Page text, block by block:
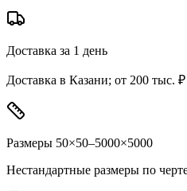
Доставка за 1 день
Доставка в Казани; от 200 тыс.
Размеры 50×50–5000×5000
Нестандартные размеры по